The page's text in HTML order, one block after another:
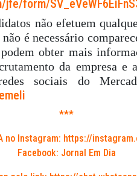
form/
não efetuem
é necessário
obter mais
da empresa e
sociais do
***
no Instagram: https://
Facebook: Jornal Em Dia